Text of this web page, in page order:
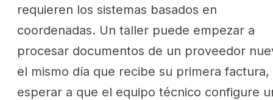
requieren los sistemas basados en
coordenadas. Un taller puede empezar a
procesar documentos de un proveedor
el mismo día que recibe su primera factura,
esperar a que el equipo técnico configure